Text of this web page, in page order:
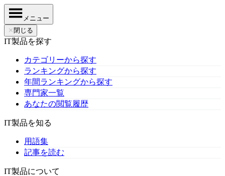
メニュー
✕ 閉じる
IT製品を探す
カテゴリーから探す
ランキングから探す
年間ランキングから探す
専門家一覧
あなたの閲覧履歴
IT製品を知る
用語集
記事を読む
IT製品について